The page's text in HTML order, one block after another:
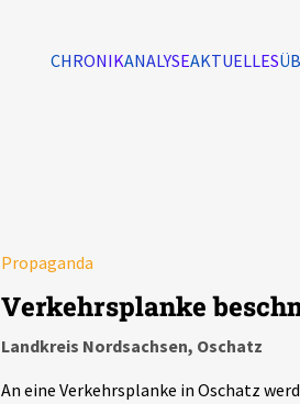
CHRONIKANALYSEAKTUELLES
Propaganda
Verkehrsplanke
Landkreis Nordsachsen, Oschatz
An eine Verkehrsplanke in Oschatz